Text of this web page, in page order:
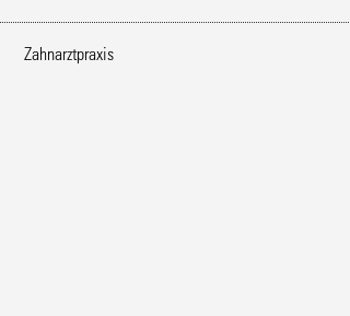
Zahnarztpraxis